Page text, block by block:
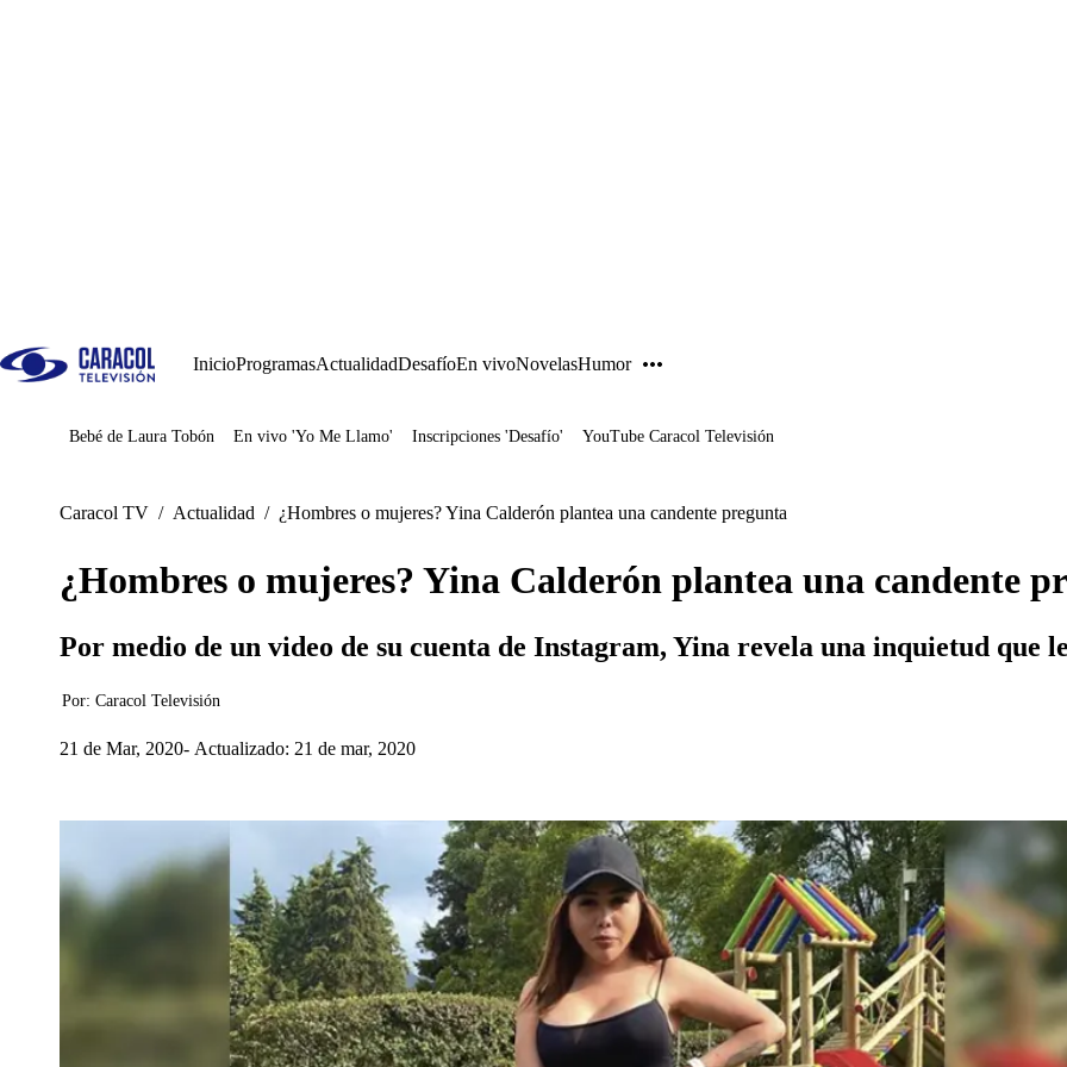
InicioProgramasActualidadDesafíoEn vivoNovelasHumor
Juegos
Bebé de Laura Tobón En vivo 'Yo Me Llamo' Inscripciones 'Desafío' YouTube Caracol Televisión
Caracol TV / Actualidad / ¿Hombres o mujeres? Yina Calderón plantea una candente pregunta
¿Hombres o mujeres? Yina Calderón plantea una candente
Por medio de un video de su cuenta de Instagram, Yina revela una inquietud que
Por: Caracol Televisión
21 de Mar, 2020 Actualizado: 21 de mar, 2020